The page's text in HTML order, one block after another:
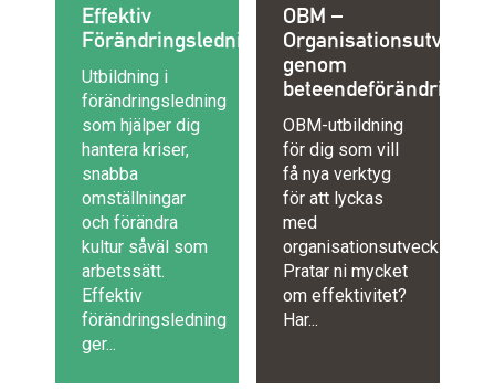
Effektiv
Förändringsledning
Utbildning i
förändringsledning
som hjälper dig
hantera kriser,
snabba
omställningar
och förändra
kultur såväl som
arbetssätt.
Effektiv
förändringsledning
ger...
OBM –
genom
beteendeförändring
OBM-utbildning
för dig som vill
få nya verktyg
för att lyckas
med
organisationsutveckling.
Pratar ni mycket
om effektivitet?
Har...